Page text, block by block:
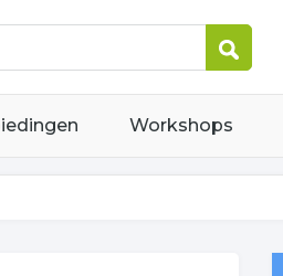
Workshops